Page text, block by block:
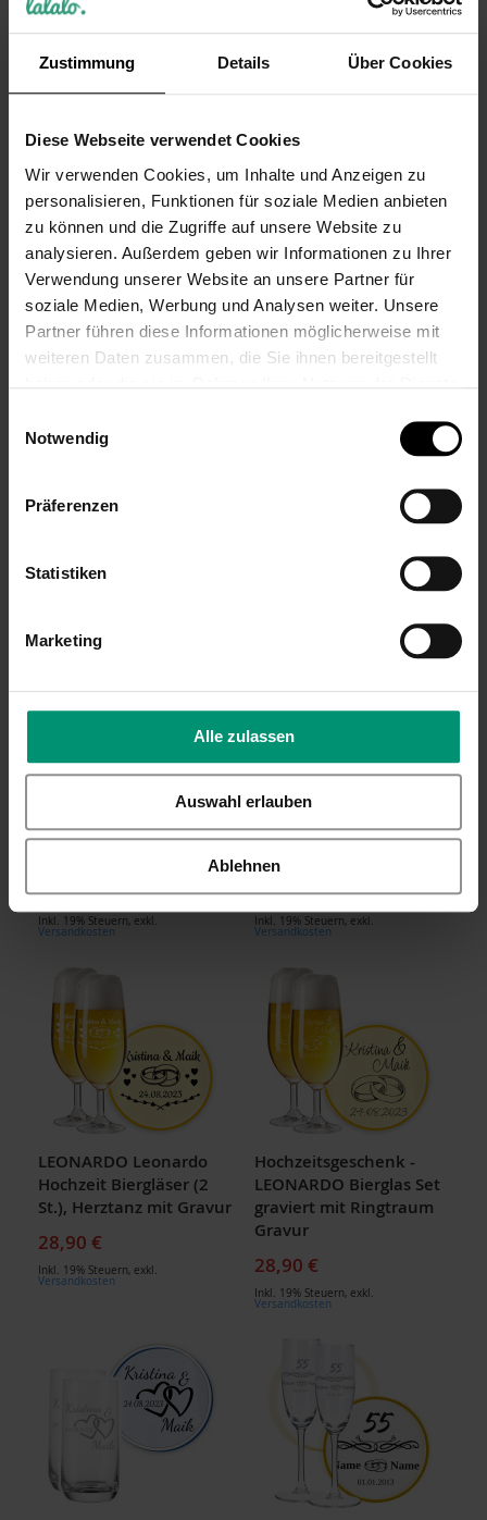
Zustimmung Details Über Cookies
Diese Webseite verwendet Cookies
Wir verwenden Cookies, um Inhalte und Anzeigen zu
personalisieren, Funktionen für soziale Medien anbieten
zu können und die Zugriffe auf unsere Website zu
analysieren. Außerdem geben wir Informationen zu Ihrer
Verwendung unserer Website an unsere Partner für
soziale Medien, Werbung und Analysen weiter. Unsere
Partner führen diese Informationen möglicherweise mit
weiteren Daten zusammen, die Sie ihnen bereitgestellt
Notwendig
Präferenzen
Statistiken
Marketing
Alle zulassen
Auswahl erlauben
Ablehnen
Hochzeitsgeschenk mit
Personalisiert
Inkl. 19% Steuern
Versandkosten
Geschenk für Paare mit
28,90 €
LEONARDO Geschenk
Leonardo Bierglas-Set,
Personalisierte Pilstulpe
für besondere Momente
LEONARDO Leonardo
Hochzeit Biergläser (2
St.), Kreisliebe mit
28,90 €
Inkl. 19% Steuern, exkl.
Versandkosten
LEONARDO Leonardo
Hochzeit Biergläser (2
St.), Loveheart mit
Gravur
28,90 €
Inkl. 19% Steuern, exkl.
Versandkosten
LEONARDO Leonardo
Hochzeit Biergläser (2
St.), Herztanz mit Gravur
28,90 €
Inkl. 19% Steuern, exkl.
Versandkosten
Hochzeitsgeschenk -
LEONARDO Bierglas Set
graviert mit Ringtraum
Gravur
28,90 €
Inkl. 19% Steuern, exkl.
Versandkosten